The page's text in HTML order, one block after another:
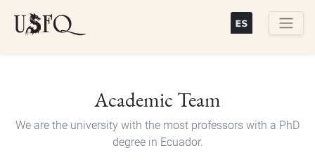
Academic Team
We are the university with the most professors with a PhD
degree in Ecuador.